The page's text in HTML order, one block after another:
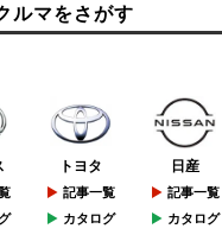
ルマをさがす
トヨタ
記事一覧
カタログ
日産
記事一覧
カタログ